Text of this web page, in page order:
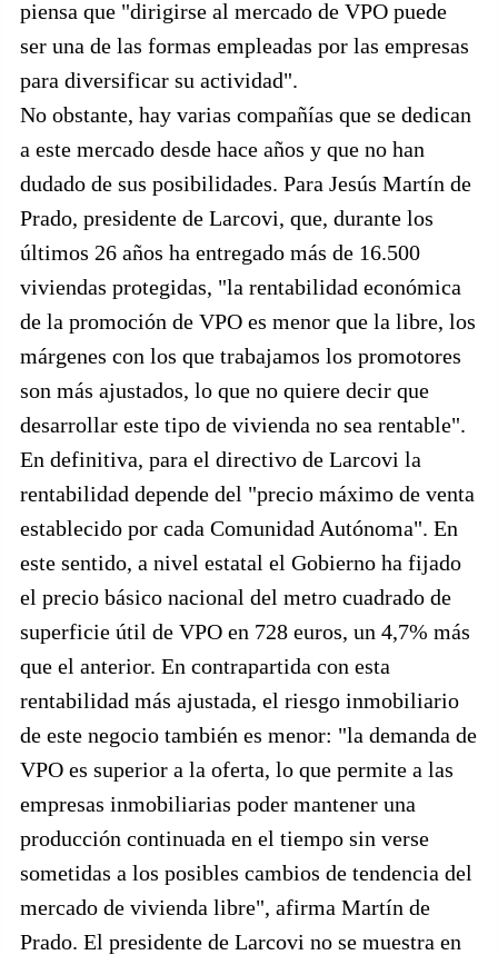
piensa que "dirigirse al mercado de VPO puede
ser una de las formas empleadas por las empresas
para diversificar su actividad".
No obstante, hay varias compañías que se dedican
a este mercado desde hace años y que no han
dudado de sus posibilidades. Para Jesús Martín de
Prado, presidente de Larcovi, que, durante los
últimos 26 años ha entregado más de 16.500
viviendas protegidas, "la rentabilidad económica
de la promoción de VPO es menor que la libre, los
márgenes con los que trabajamos los promotores
son más ajustados, lo que no quiere decir que
desarrollar este tipo de vivienda no sea rentable".
En definitiva, para el directivo de Larcovi la
rentabilidad depende del "precio máximo de venta
establecido por cada Comunidad Autónoma". En
este sentido, a nivel estatal el Gobierno ha fijado
el precio básico nacional del metro cuadrado de
superficie útil de VPO en 728 euros, un 4,7% más
que el anterior. En contrapartida con esta
rentabilidad más ajustada, el riesgo inmobiliario
de este negocio también es menor: "la demanda de
VPO es superior a la oferta, lo que permite a las
empresas inmobiliarias poder mantener una
producción continuada en el tiempo sin verse
sometidas a los posibles cambios de tendencia del
mercado de vivienda libre", afirma Martín de
Prado. El presidente de Larcovi no se muestra en